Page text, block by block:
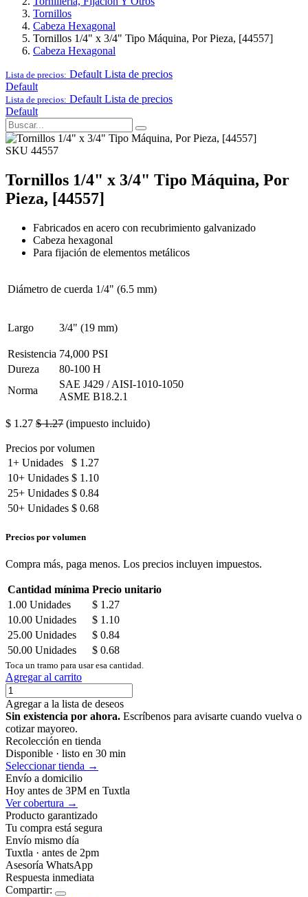
Tornillos
Cabeza Hexagonal
Tornillos 1/4" x 3/4" Tipo Máquina, Por Pieza, [44557]
Cabeza Hexagonal
Lista de precios: Default Lista de precios
Default
Lista de precios: Default Lista de precios
Default
SKU 44557
Tornillos 1/4" x 3/4" Tipo Máquina, Por
Pieza, [44557]
Fabricados en acero con recubrimiento galvanizado
Cabeza hexagonal
Para fijación de elementos metálicos
Diámetro de cuerda 1/4" (6.5 mm)
Largo 3/4" (19 mm)
Resistencia 74,000 PSI
Dureza
80-100 H
Norma
SAE J429 / AISI-1010-1050
ASME B18.2.1
$ 1.27 $1.27 (impuesto incluido)
Precios por volumen
1+ Unidades $ 1.27
10+ Unidades $ 1.10
25+ Unidades $ 0.84
50+ Unidades $ 0.68
Precios por volumen
Compra más, paga menos. Los precios incluyen impuestos.
Cantidad mínima Precio unitario
1.00 Unidades $ 1.27
10.00 Unidades $ 1.10
25.00 Unidades $ 0.84
50.00 Unidades $ 0.68
Toca un tramo para usar esa cantidad.
Agregar al carrito
Agregar a la lista de deseos
Sin existencia por ahora. Escríbenos para avisarte cuando vuelva o
cotizar mayoreo.
Recolección en tienda
Disponible · listo en 30 min
Seleccionar tienda →
Envío a domicilio
Hoy antes de 3PM en Tuxtla
Ver cobertura →
Producto garantizado
Tu compra está segura
Envío mismo día
Tuxtla · antes de 2pm
Asesoría WhatsApp
Respuesta inmediata
Compartir: